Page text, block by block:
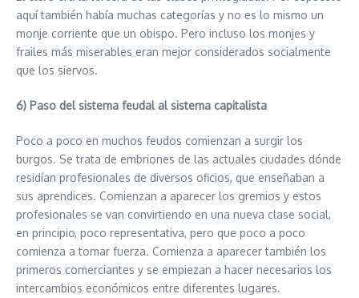
aquí también había muchas categorías y no es lo mismo un
monje corriente que un obispo. Pero incluso los monjes y
frailes más miserables eran mejor considerados socialmente
que los siervos.
6) Paso del sistema feudal al sistema capitalista
Poco a poco en muchos feudos comienzan a surgir los
burgos. Se trata de embriones de las actuales ciudades dónde
residían profesionales de diversos oficios, que enseñaban a
sus aprendices. Comienzan a aparecer los gremios y estos
profesionales se van convirtiendo en una nueva clase social,
en principio, poco representativa, pero que poco a poco
comienza a tomar fuerza. Comienza a aparecer también los
primeros comerciantes y se empiezan a hacer necesarios los
intercambios económicos entre diferentes lugares.